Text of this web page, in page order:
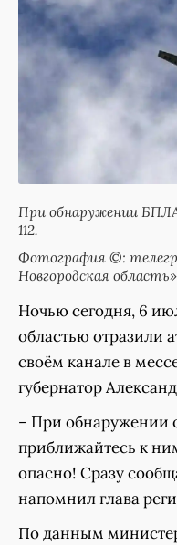
При обнаружении
112.
Фотография ©:
Новгородская область»
Ночью сегодня, 6
областью отразили
своём канале в
губернатор
– При обнаружении
приближайтесь к
опасно! Сразу
напомнил глава
По данным